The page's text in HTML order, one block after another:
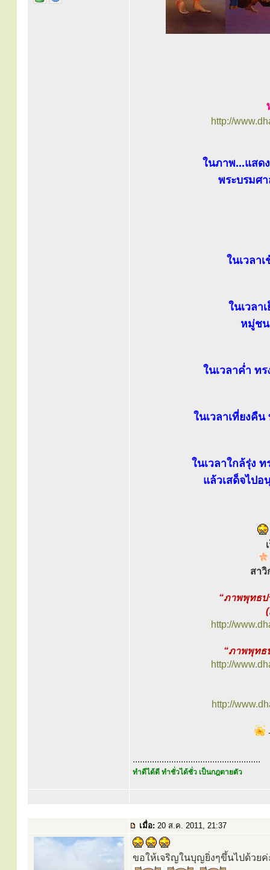
http://
ในภาพ...แสด
พระบรมศ
ในเวลา
ในเวลา
หมู่ชน
ในเวลาค่ำ ท
ในเวลาเที่ยงคื
ในเวลาใกล้รุ่ง
แล้วเสด็จไป
สาวิ
“ภาพพุทธป
http://
“ภาพพุทธ
http://
http://
.....................................................
ทำดีได้ดี ทำชั่วได้ชั่ว เป็นกฎตายตัว
เมื่อ: 20 ส.ค. 2011, 21:37
ขอให้เจริญในบุญยิ่งๆขึ้นไปด้วยค่